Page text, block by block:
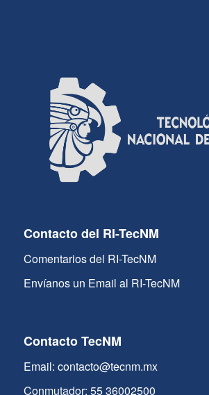
Contacto del RI-TecNM
Comentarios del RI-TecNM
Envíanos un Email al RI-TecNM
Contacto TecNM
Email: contacto@tecnm.mx
Conmutador: 55 36002500